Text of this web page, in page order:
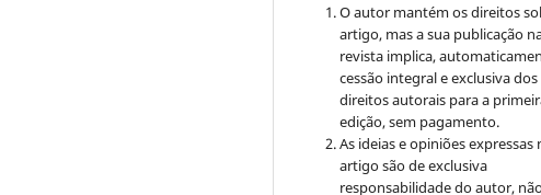
O autor mantém os direitos
artigo, mas a sua publicação
revista implica,
cessão integral e exclusiva dos
direitos autorais para a
edição, sem pagamento.
As ideias e opiniões expressas
artigo são de exclusiva
responsabilidade do autor,